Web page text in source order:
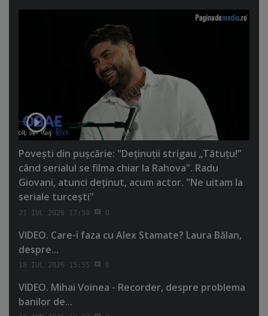
Poveşti din puşcărie: "Deţinuţii strigau „Tătuţu!”
când serialul se filma chiar la Rahova". Radu
Giovani, atunci deţinut, acum actor. "Ne uitam la
seriale turceşti"
21 IUL 2026 17:59 0
VIDEO. Care-i faza cu Alex Stamate? Laura Bălan,
despre...
18 IUL 2026 15:55 0
VIDEO. Mihai Voinea - Recorder, despre problema
banilor de...